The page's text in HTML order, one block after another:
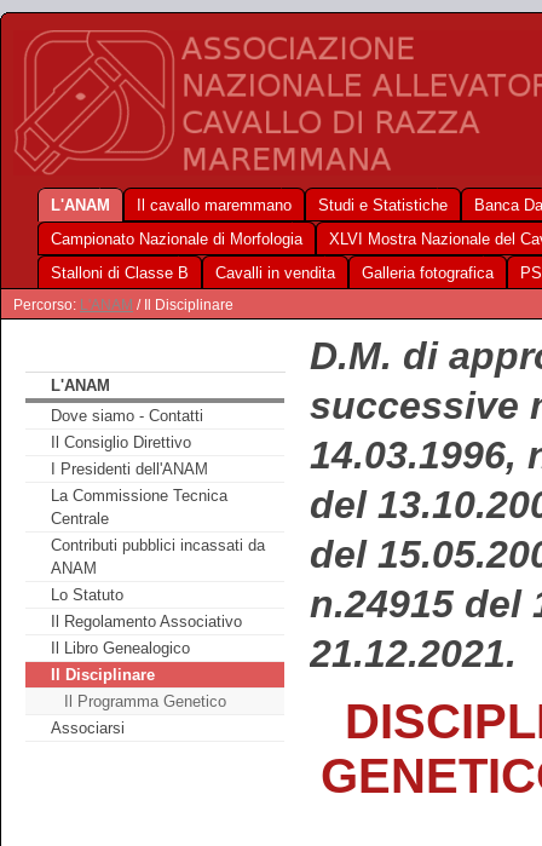
L'ANAM Il cavallo maremmano Studi e Statistiche
Banca
Campionato Nazionale di Morfologia
XLVI Mostra Nazionale del
Stalloni di Classe B
Cavalli in vendita Galleria fotografica
Percorso: L'ANAM / Il Disciplinare
L'ANAM
Dove siamo - Contatti
Il Consiglio Direttivo
I Presidenti dell'ANAM
La Commissione Tecnica
Centrale
Contributi pubblici incassati da
ANAM
Lo Statuto
Il Regolamento Associativo
Il Libro Genealogico
Il Disciplinare
Il Programma Genetico
Associarsi
D.M. di
successive
14.03.1996,
del
del
n.24915 del
21.12.2021.